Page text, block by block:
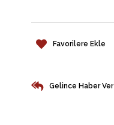
Favorilere Ekle
Gelince Haber Ver